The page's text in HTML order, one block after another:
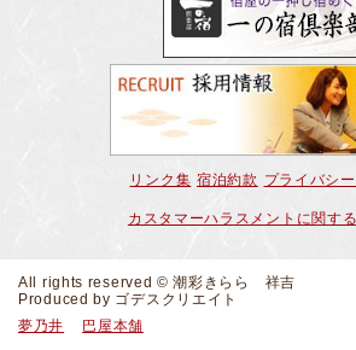
リンク集 宿泊約款 プライバシ
カスタマーハラスメントに関す
All rights reserved © 潮彩きらら 祥吉
Produced by ゴデスクリエイト
夢乃井
巴屋本舗